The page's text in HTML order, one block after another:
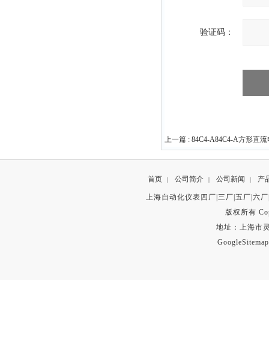
验证码：
上一篇 : 84C4-A84C4-A方形直
首页 | 公司简介 | 公司新闻 | 产
上海自动化仪表四厂|三厂|五厂|六
版权所有
地址：上海市
GoogleSitemap